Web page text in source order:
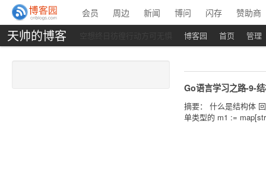
会员 周边 新闻 博问 闪存 赞助商
天帅的博客 博客园 首页 管理
Go语言学习之路-9-
摘要： 什么是结构体
单类型的 m1 :=